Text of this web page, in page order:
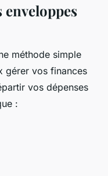
enveloppes
méthode simple
gérer vos finances
vos dépenses
: